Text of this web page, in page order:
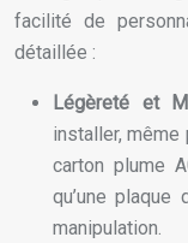
facilité de
détaillée :
Légèreté et
installer, même
carton plume
qu’une
manipulation.